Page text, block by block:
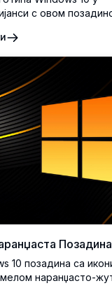
с овом
и оштром
и освежавајући
10 позадина са
наранџасто-